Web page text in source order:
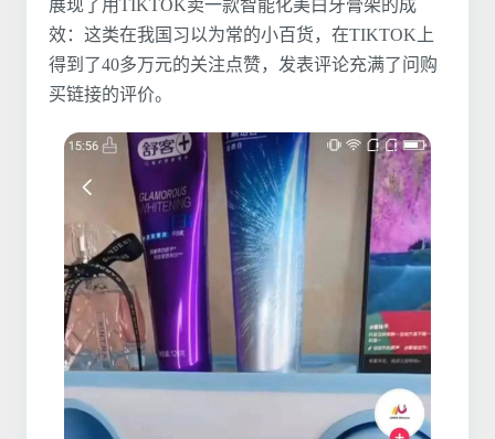
展现了用TIKTOK卖一款智能化美白牙膏架的成
效：这类在我国习以为常的小百货，在TIKTOK上
得到了40多万元的关注点赞，发表评论充满了问购
买链接的评价。